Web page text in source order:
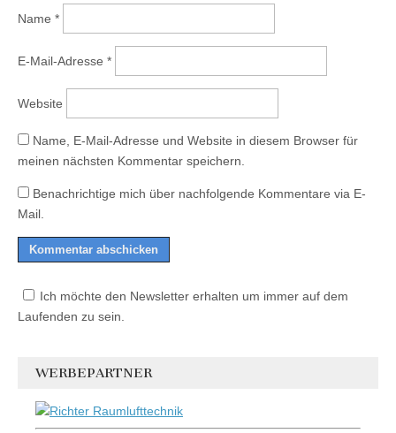
Name *
E-Mail-Adresse *
Website
Name, E-Mail-Adresse und Website in diesem Browser für
meinen nächsten Kommentar speichern.
Benachrichtige mich über nachfolgende Kommentare via E-
Mail.
Ich möchte den Newsletter erhalten um immer auf dem
Laufenden zu sein.
WERBEPARTNER